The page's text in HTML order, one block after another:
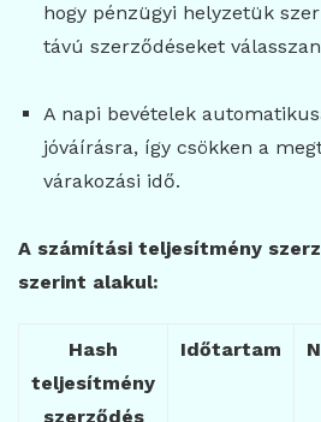
hogy pénzügyi helyzetük
távú szerződéseket
A napi bevételek
jóváírásra, így csökken a
várakozási idő.
A számítási teljesítmény
szerint alakul:
Hash
teljesítmény
szerződés
Időtartam